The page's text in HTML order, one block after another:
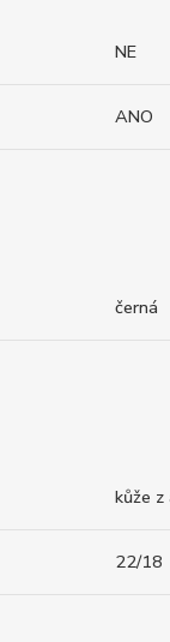
NE
ANO
černá
kůže
22/18